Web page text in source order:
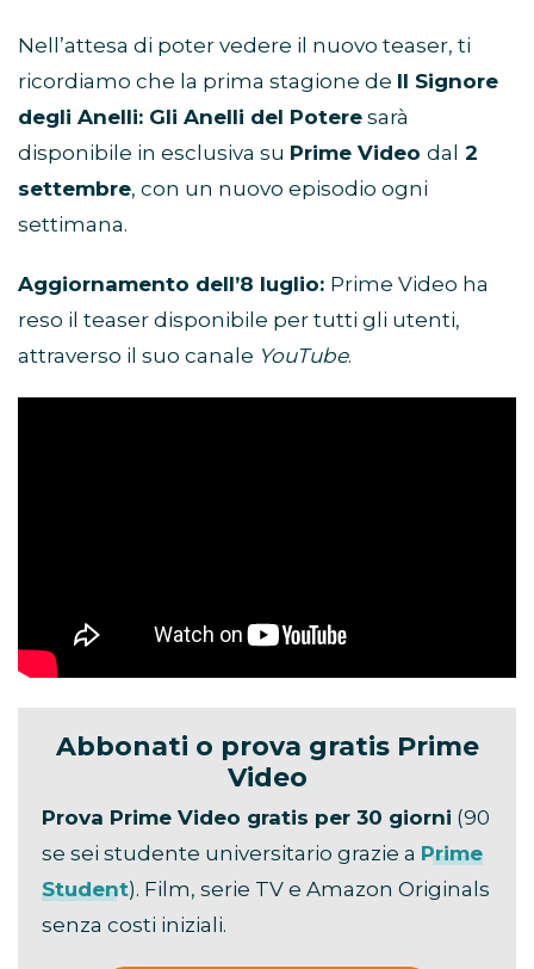
Nell’attesa di poter vedere il nuovo teaser, ti
ricordiamo che la prima stagione de Il Signore
degli Anelli: Gli Anelli del Potere sarà
disponibile in esclusiva su Prime Video dal 2
settembre, con un nuovo episodio ogni
settimana.
Aggiornamento dell’8 luglio: Prime Video ha
reso il teaser disponibile per tutti gli utenti,
attraverso il suo canale YouTube.
Abbonati o prova gratis Prime
Video
Prova Prime Video gratis per 30 giorni (90
se sei studente universitario grazie a Prime
Student). Film, serie TV e Amazon Originals
senza costi iniziali.